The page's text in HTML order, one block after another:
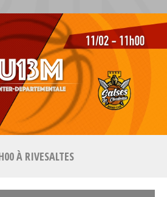
À RIVESALTES